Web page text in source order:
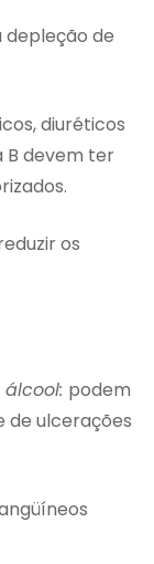
de
diuréticos
B devem ter
os
podem
de ulcerações